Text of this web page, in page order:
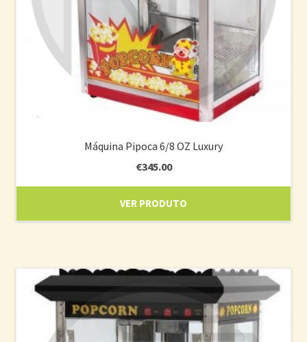
Máquina Pipoca 6/8 OZ Luxury
€345.00
VER PRODUTO